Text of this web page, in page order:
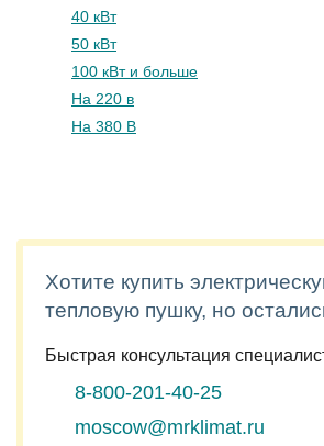
40 кВт
50 кВт
100 кВт и больше
На 220 в
На 380 В
Хотите купить
тепловую пушку, но
Быстрая консультация
8-800-201-40-25
moscow@mrklimat.ru